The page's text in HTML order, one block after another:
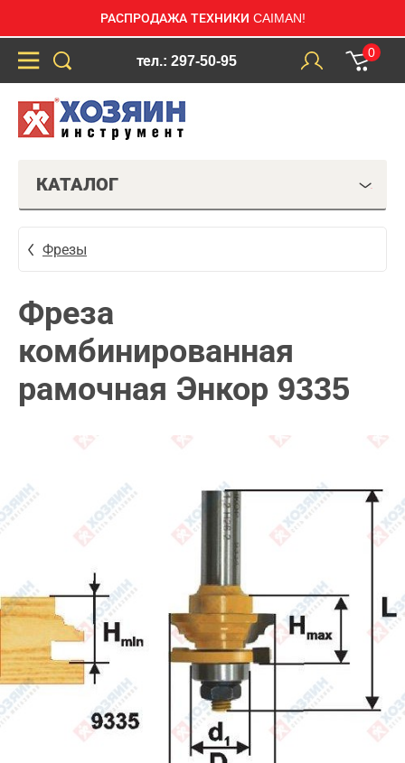
РАСПРОДАЖА ТЕХНИКИ CAIMAN!
тел.: 297-50-95
0
КАТАЛОГ
Фрезы
Фреза
комбинированная
рамочная Энкор 9335